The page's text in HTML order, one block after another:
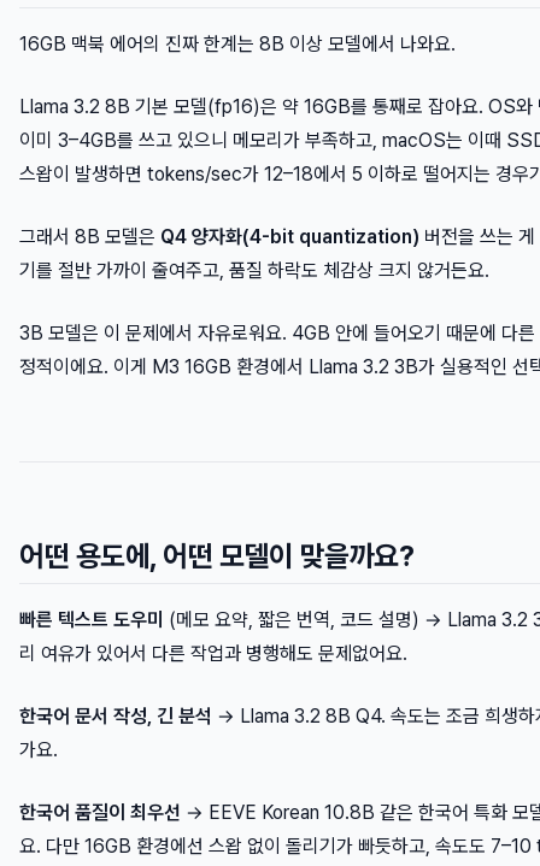
16GB 맥북 에어의 진짜 한계는 8B 이상 모델에서 나와요.
Llama 3.2 8B 기본 모델(fp16)은 약 16GB를 통째로 잡아요. OS와
이미 3–4GB를 쓰고 있으니 메모리가 부족하고, macOS는 이때
스왑이 발생하면 tokens/sec가 12–18에서 5 이하로 떨어지는 경우
그래서 8B 모델은 Q4 양자화(4-bit quantization) 버전을 쓰는
기를 절반 가까이 줄여주고, 품질 하락도 체감상 크지 않거든요.
3B 모델은 이 문제에서 자유로워요. 4GB 안에 들어오기 때문에 다
정적이에요. 이게 M3 16GB 환경에서 Llama 3.2 3B가 실용적인 선
어떤 용도에, 어떤 모델이 맞을까요?
빠른 텍스트 도우미 (메모 요약, 짧은 번역, 코드 설명) → Llama 3.2
리 여유가 있어서 다른 작업과 병행해도 문제없어요.
한국어 문서 작성, 긴 분석 → Llama 3.2 8B Q4. 속도는 조금 희생하
가요.
한국어 품질이 최우선 → EEVE Korean 10.8B 같은 한국어 특화 모
요. 다만 16GB 환경에선 스왑 없이 돌리기가 빠듯하고, 속도도